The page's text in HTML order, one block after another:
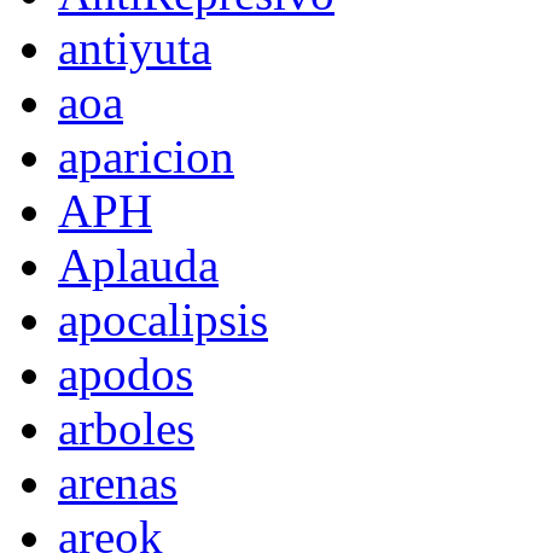
antiyuta
aoa
aparicion
APH
Aplauda
apocalipsis
apodos
arboles
arenas
areok